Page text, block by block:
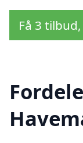
Få 3